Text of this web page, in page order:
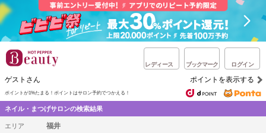
レディース ブックマーク ログイン
ゲストさん ポイントを表示する
ポイントが1%たまる！ ポイントはサロン予約でつかえる！
ネイル・まつげサロンの検索結果
エリア 福井